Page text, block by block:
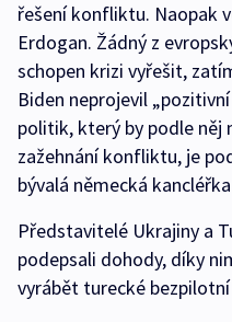
řešení konfliktu. Naopak
Erdogan. Žádný z
schopen krizi vyřešit,
Biden neprojevil
politik, který by podle něj
zažehnání konfliktu, je
bývalá německá
Představitelé Ukrajiny a
podepsali dohody, díky
vyrábět turecké